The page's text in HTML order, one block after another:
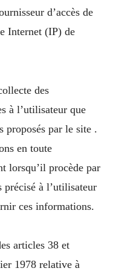
d’accès de
Internet (IP) de
des
à l’utilisateur que
proposés par le site .
en toute
lorsqu’il procède par
à l’utilisateur
ces informations.
articles 38 et
1978 relative à